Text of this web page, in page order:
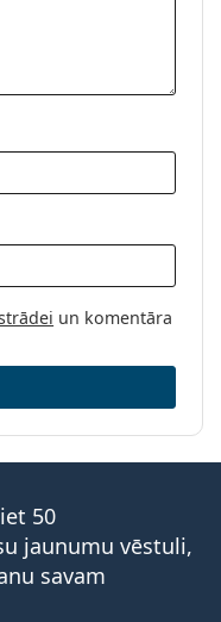
un komentāra
50
jaunumu vēstuli,
savam